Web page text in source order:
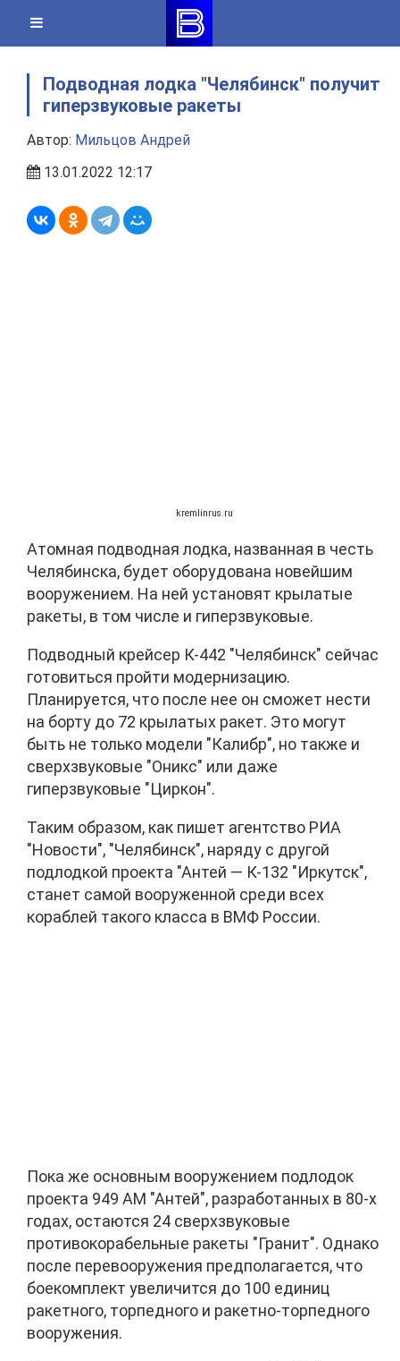
content
Подводная лодка "Челябинск" получит
гиперзвуковые ракеты
Автор: Мильцов Андрей
13.01.2022 12:17
kremlinrus.ru
Атомная подводная лодка, названная в честь
Челябинска, будет оборудована новейшим
вооружением. На ней установят крылатые
ракеты, в том числе и гиперзвуковые.
Подводный крейсер К-442 "Челябинск" сейчас
готовиться пройти модернизацию.
Планируется, что после нее он сможет нести
на борту до 72 крылатых ракет. Это могут
быть не только модели "Калибр", но также и
сверхзвуковые "Оникс" или даже
гиперзвуковые "Циркон".
Таким образом, как пишет агентство РИА
"Новости", "Челябинск", наряду с другой
подлодкой проекта "Антей — К-132 "Иркутск",
станет самой вооруженной среди всех
кораблей такого класса в ВМФ России.
Пока же основным вооружением подлодок
проекта 949 АМ "Антей", разработанных в 80-х
годах, остаются 24 сверхзвуковые
противокорабельные ракеты "Гранит". Однако
после перевооружения предполагается, что
боекомплект увеличится до 100 единиц
ракетного, торпедного и ракетно-торпедного
вооружения.